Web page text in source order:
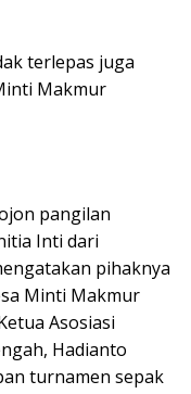
terlepas juga
Makmur
pangilan
Inti dari
pihaknya
Minti Makmur
Asosiasi
Hadianto
turnamen sepak